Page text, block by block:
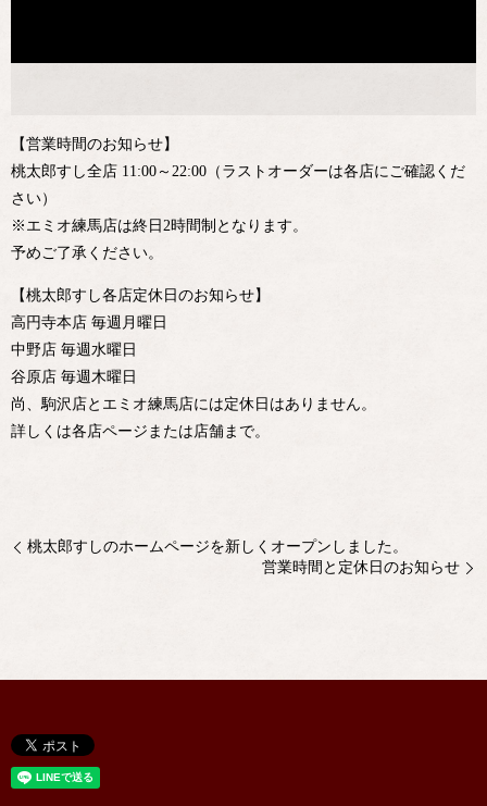
【営業時間のお知らせ】
桃太郎すし全店 11:00～22:00（ラストオーダーは各店にご確認くだ
さい）
※エミオ練馬店は終日2時間制となります。
予めご了承ください。
【桃太郎すし各店定休日のお知らせ】
高円寺本店 毎週月曜日
中野店 毎週水曜日
谷原店 毎週木曜日
尚、駒沢店とエミオ練馬店には定休日はありません。
詳しくは各店ページまたは店舗まで。
桃太郎すしのホームページを新しくオープンしました。
営業時間と定休日のお知らせ